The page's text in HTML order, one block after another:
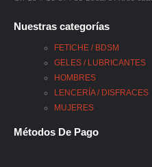
Nuestras categorías
FETICHE / BDSM
GELES / LUBRICANTES
HOMBRES
LENCERÍA / DISFRACES
MUJERES
Métodos De Pago